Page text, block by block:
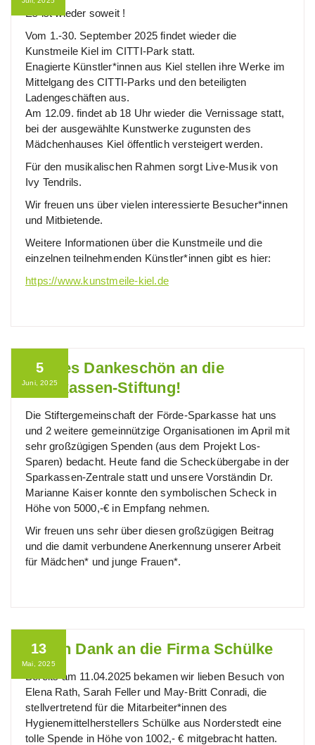
Es ist wieder soweit !
Vom 1.-30. September 2025 findet wieder die
Kunstmeile Kiel im CITTI-Park statt.
Enagierte Künstler*innen aus Kiel stellen ihre Werke im
Mittelgang des CITTI-Parks und den beteiligten
Ladengeschäften aus.
Am 12.09. findet ab 18 Uhr wieder die Vernissage statt,
bei der ausgewählte Kunstwerke zugunsten des
Mädchenhauses Kiel öffentlich versteigert werden.
Für den musikalischen Rahmen sorgt Live-Musik von
Ivy Tendrils.
Wir freuen uns über vielen interessierte Besucher*innen
und Mitbietende.
Weitere Informationen über die Kunstmeile und die
einzelnen teilnehmenden Künstler*innen gibt es hier:
https://www.kunstmeile-kiel.de
5
Juni, 2025
Großes Dankeschön an die
Sparkassen-Stiftung!
Die Stiftergemeinschaft der Förde-Sparkasse hat uns
und 2 weitere gemeinnützige Organisationen im April mit
sehr großzügigen Spenden (aus dem Projekt Los-
Sparen) bedacht. Heute fand die Scheckübergabe in der
Sparkassen-Zentrale statt und unsere Vorständin Dr.
Marianne Kaiser konnte den symbolischen Scheck in
Höhe von 5000,-€ in Empfang nehmen.
Wir freuen uns sehr über diesen großzügigen Beitrag
und die damit verbundene Anerkennung unserer Arbeit
für Mädchen* und junge Frauen*.
13
Mai, 2025
Vielen Dank an die Firma Schülke
Bereits am 11.04.2025 bekamen wir lieben Besuch von
Elena Rath, Sarah Feller und May-Britt Conradi, die
stellvertretend für die Mitarbeiter*innen des
Hygienemittelherstellers Schülke aus Norderstedt eine
tolle Spende in Höhe von 1002,- € mitgebracht hatten.